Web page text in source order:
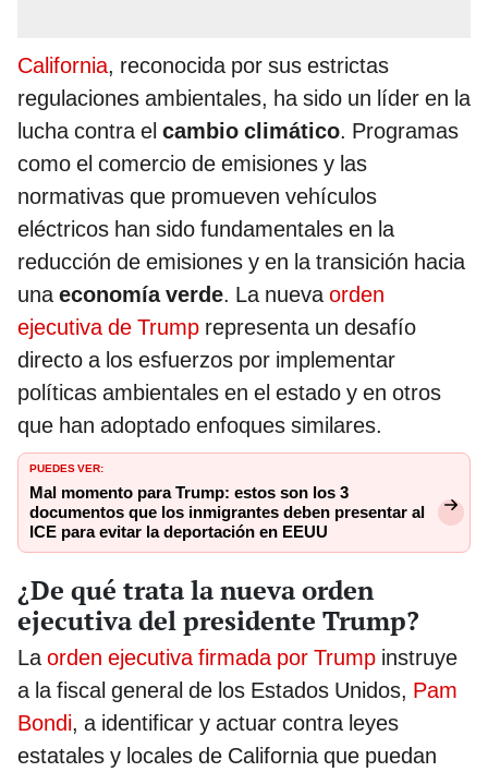
California, reconocida por sus estrictas
regulaciones ambientales, ha sido un líder en la
lucha contra el cambio climático. Programas
como el comercio de emisiones y las
normativas que promueven vehículos
eléctricos han sido fundamentales en la
reducción de emisiones y en la transición hacia
unaeconomía verde. La nuevaorden
ejecutiva de Trump representa un desafío
directo a los esfuerzos por implementar
políticas ambientales en el estado y en otros
que han adoptado enfoques similares.
PUEDES VER:
Mal momento para Trump: estos son los 3
documentos que los inmigrantes deben presentar al
ICE para evitar la deportación en EEUU
¿De qué trata la nueva orden
ejecutiva del presidente Trump?
Laorden ejecutiva firmada por Trump instruye
a la fiscal general de los Estados Unidos, Pam
Bondi, a identificar y actuar contra leyes
estatales y locales de California que puedan